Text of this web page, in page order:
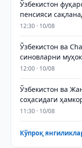
Ўзбекистон
пенсияси
12:30 · 10/08
Ўзбекистон ва
синовларни
12:00 · 10/08
Ўзбекистон ва
соҳасидаги
11:30 · 10/08
Кўпроқ